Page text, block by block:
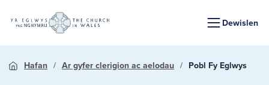
Dewislen
Hafan Ar gyfer clerigion ac aelodau Pobl Fy Eglwys